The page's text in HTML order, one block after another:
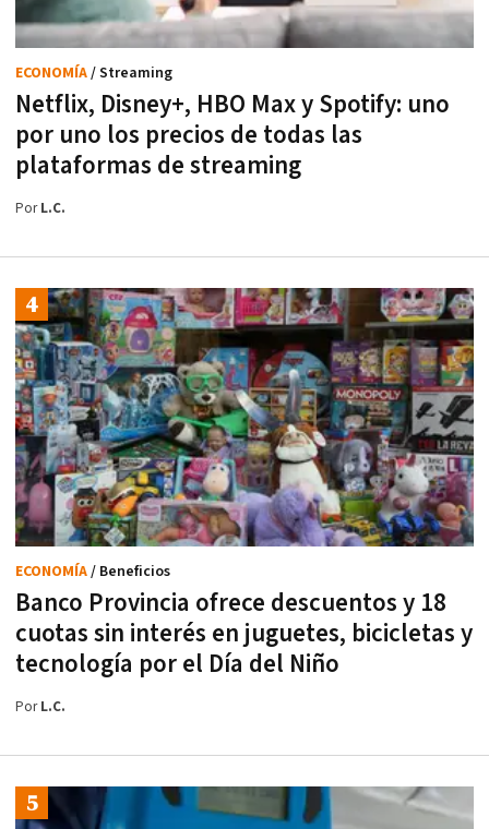
Netflix, Disney+, HBO Max y Spotify: uno
por uno los precios de todas las
plataformas de streaming
ECONOMÍA/ Streaming
PorL.C.
Banco Provincia ofrece descuentos y 18
cuotas sin interés en juguetes, bicicletas y
tecnología por el Día del Niño
ECONOMÍA/ Beneficios
PorL.C.